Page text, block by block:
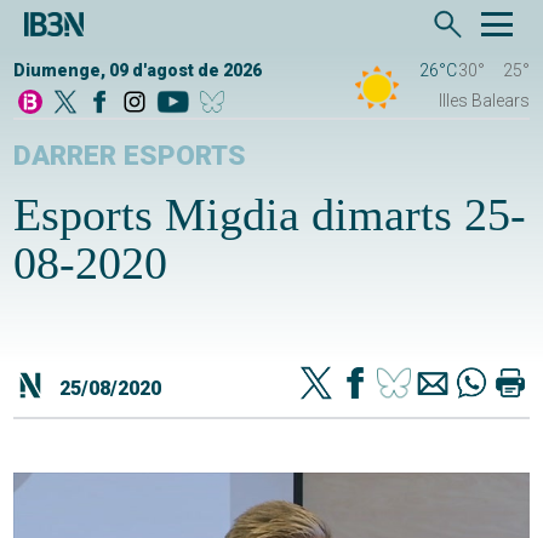
Diumenge, 09 d'agost de 2026 26°C30°
25°
Illes Balears
DARRER ESPORTS
Esports Migdia dimarts 25-
08-2020
25/08/2020